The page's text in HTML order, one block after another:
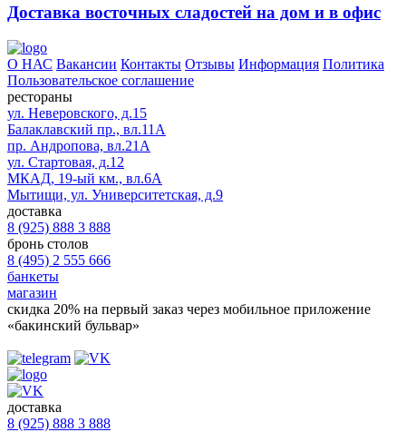
Доставка восточных сладостей на дом и в офис
О НАС Вакансии Контакты Отзывы Информация Политика
Пользовательское соглашение
рестораны
ул. Неверовского, д.15
Балаклавский пр., вл.11А
пр. Андропова, вл.21А
ул. Стартовая, д.12
МКАД, 19-ый км., вл.6А
Мытищи, ул. Университетская, д.9
доставка
8 (925) 888 3 888
бронь столов
8 (495) 2 555 666
банкеты
магазин
скидка 20% на первый заказ через мобильное приложение
«бакинский бульвар»
доставка
8 (925) 888 3 888